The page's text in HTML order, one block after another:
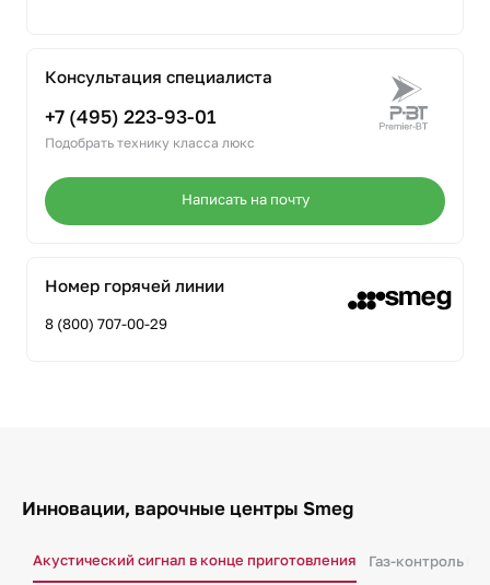
Консультация специалиста
+7 (495) 223-93-01
Подобрать технику класса люкс
Написать на почту
Номер горячей линии
8 (800) 707-00-29
Инновации, варочные центры Smeg
Акустический сигнал в конце приготовления Газ-контроль